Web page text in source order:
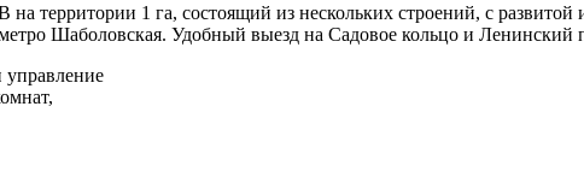
территории 1 га, состоящий из нескольких строений, с
Шаболовская. Удобный выезд на Садовое кольцо и Ленинский